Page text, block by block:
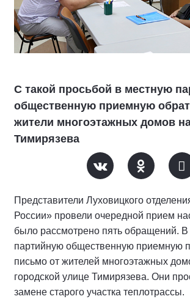
С такой просьбой в местную
общественную приемную
жители многоэтажных домов
Тимирязева
Представители Луховицкого
России» провели очередной прием
было рассмотрено пять обращений.
партийную общественную приемную
письмо от жителей многоэтажных
городской улице Тимирязева. Они
замене старого участка теплотрассы.